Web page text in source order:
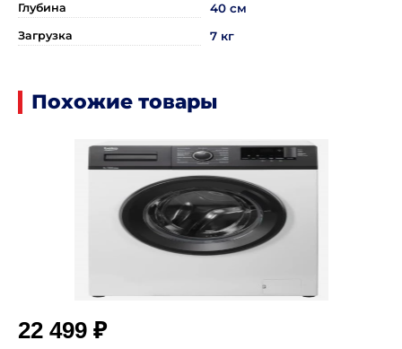
Глубина 40 см
Загрузка 7 кг
Похожие товары
22 499 ₽